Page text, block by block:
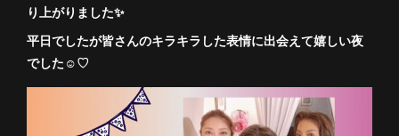
り上がりました✨
平日でしたが皆さんのキラキラした表情に出会えて嬉しい夜
でした☺️♡